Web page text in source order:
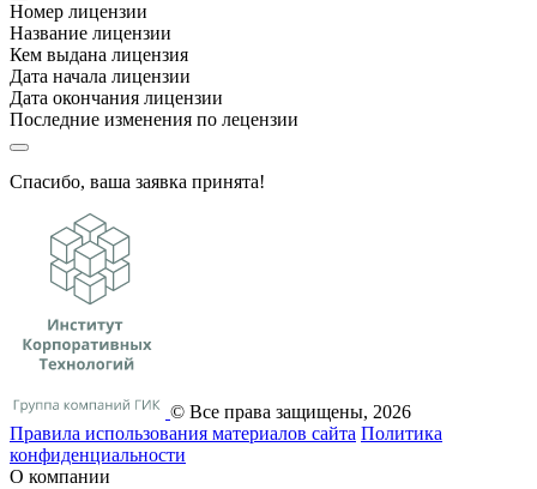
Номер лицензии
Название лицензии
Кем выдана лицензия
Дата начала лицензии
Дата окончания лицензии
Последние изменения по лецензии
Спасибо, ваша заявка принята!
© Все права защищены, 2026
Правила использования материалов сайта Политика
конфиденциальности
О компании